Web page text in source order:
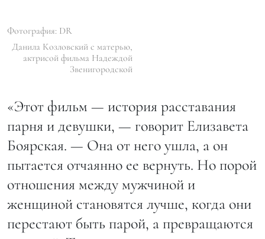
Фотография: DR
Данила Козловский с матерью,
актрисой фильма Надеждой
Звенигородской
«Этот фильм — история расставания
парня и девушки, — говорит Елизавета
Боярская. — Она от него ушла, а он
пытается отчаянно ее вернуть. Но порой
отношения между мужчиной и
женщиной становятся лучше, когда они
перестают быть парой, а превращаются